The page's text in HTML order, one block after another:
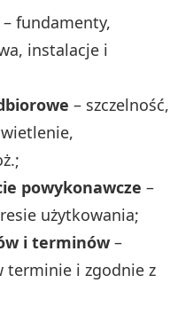
– fundamenty,
instalacje i
– szczelność,
powykonawcze –
użytkowania;
i terminów –
terminie i zgodnie z